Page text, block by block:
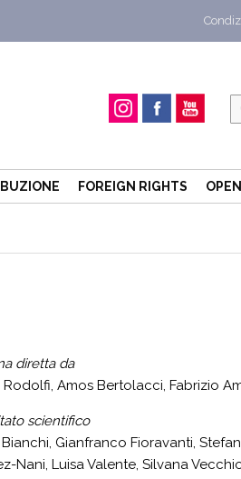
FOREIGN RIGHTS
diretta da
Rodolfi, Amos Bertolacci, Fabrizio
scientifico
Gianfranco Fioravanti,
Nani, Luisa Valente, Silvana